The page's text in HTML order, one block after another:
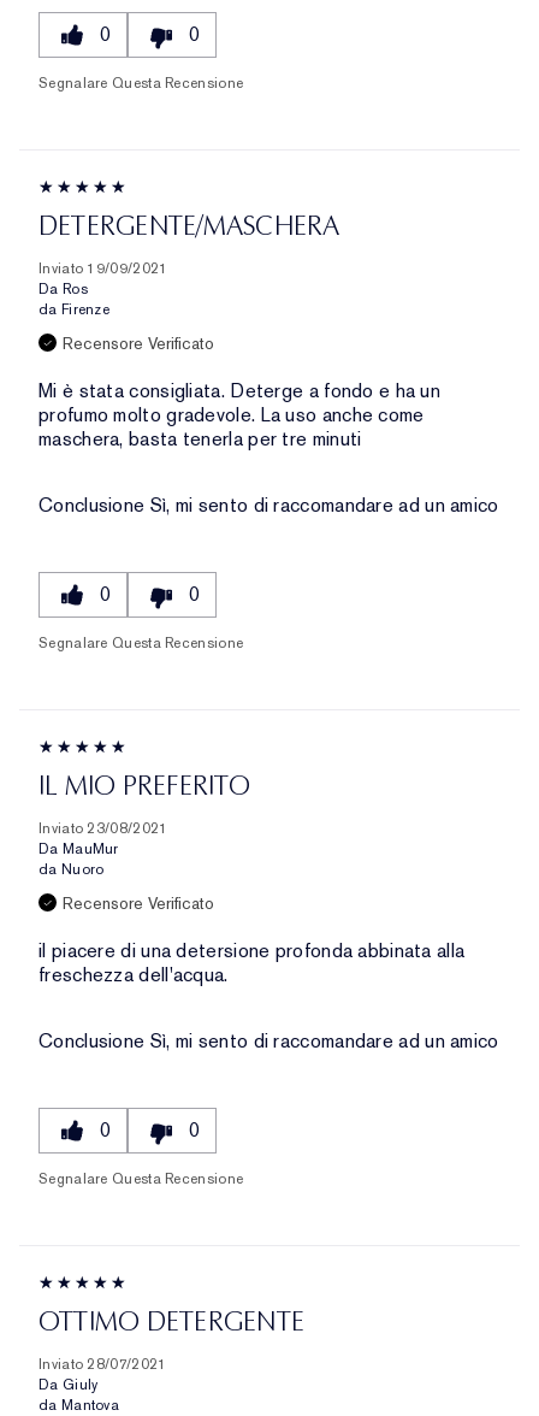
0 0
Segnalare Questa Recensione
DETERGENTE/MASCHERA
Inviato 19/09/2021
Da Ros
da Firenze
Recensore Verificato
Mi è stata consigliata. Deterge a fondo e ha un
profumo molto gradevole. La uso anche come
maschera, basta tenerla per tre minuti
Conclusione Sì, mi sento di raccomandare ad un amico
0 0
Segnalare Questa Recensione
IL MIO PREFERITO
Inviato 23/08/2021
Da MauMur
da Nuoro
Recensore Verificato
il piacere di una detersione profonda abbinata alla
freschezza dell'acqua.
Conclusione Sì, mi sento di raccomandare ad un amico
0 0
Segnalare Questa Recensione
OTTIMO DETERGENTE
Inviato 28/07/2021
Da Giuly
da Mantova